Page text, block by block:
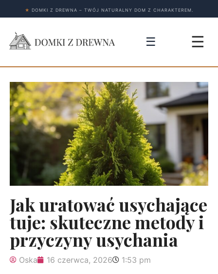
★ DOMKI Z DREWNA – TWÓJ NATURALNY DOM Z CHARAKTEREM.
☰ ☰
Jak uratować usychające
tuje: skuteczne metody i
przyczyny usychania
Oska 16 czerwca, 2026 1:53 pm